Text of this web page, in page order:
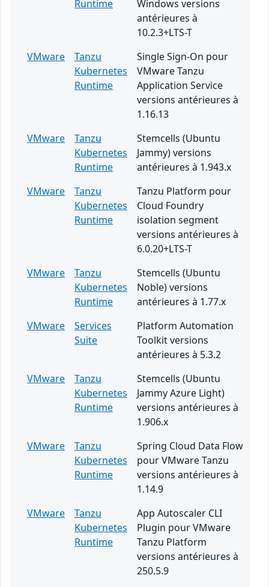
Runtime
Windows versions
antérieures à
10.2.3+LTS-T
VMware
Tanzu
Kubernetes
Runtime
Single Sign-On pour
VMware Tanzu
Application Service
versions antérieures à
1.16.13
VMware
Tanzu
Kubernetes
Runtime
Stemcells (Ubuntu
Jammy) versions
antérieures à 1.943.x
VMware
Tanzu
Kubernetes
Runtime
Tanzu Platform pour
Cloud Foundry
isolation segment
versions antérieures à
6.0.20+LTS-T
VMware
Tanzu
Kubernetes
Runtime
Stemcells (Ubuntu
Noble) versions
antérieures à 1.77.x
VMware
Services
Suite
Platform Automation
Toolkit versions
antérieures à 5.3.2
VMware
Tanzu
Kubernetes
Runtime
Stemcells (Ubuntu
Jammy Azure Light)
versions antérieures à
1.906.x
VMware
Tanzu
Kubernetes
Runtime
Spring Cloud Data Flow
pour VMware Tanzu
versions antérieures à
1.14.9
VMware
Tanzu
Kubernetes
Runtime
App Autoscaler CLI
Plugin pour VMware
Tanzu Platform
versions antérieures à
250.5.9